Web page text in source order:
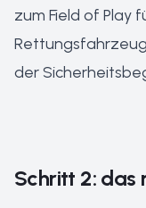
zum Field of Play
der
Schritt 2: das